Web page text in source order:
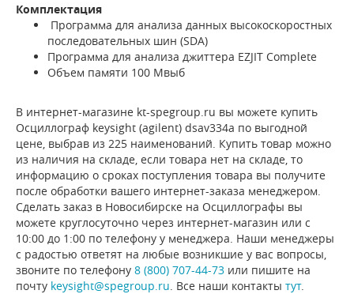
Комплектация
Программа для анализа данных высокоскоростных
последовательных шин (SDA)
Программа для анализа джиттера EZJIT Complete
Объем памяти 100 Мвыб
В интернет-магазине kt-spegroup.ru вы можете купить
Осциллограф keysight (agilent) dsav334a по выгодной
цене, выбрав из 225 наименований. Купить товар можно
из наличия на складе, если товара нет на складе, то
информацию о сроках поступления товара вы получите
после обработки вашего интернет-заказа менеджером.
Сделать заказ в Новосибирске на Осциллографы вы
можете круглосуточно через интернет-магазин или с
10:00 до 1:00 по телефону у менеджера. Наши менеджеры
с радостью ответят на любые возникшие у вас вопросы,
звоните по телефону 8 (800) 707-44-73 или пишите на
почту keysight@spegroup.ru . Все наши контакты тут.